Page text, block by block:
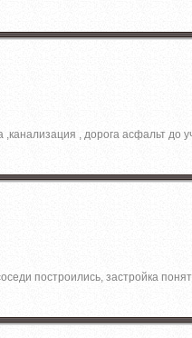
, доpoга acфальт до
построились, застройка